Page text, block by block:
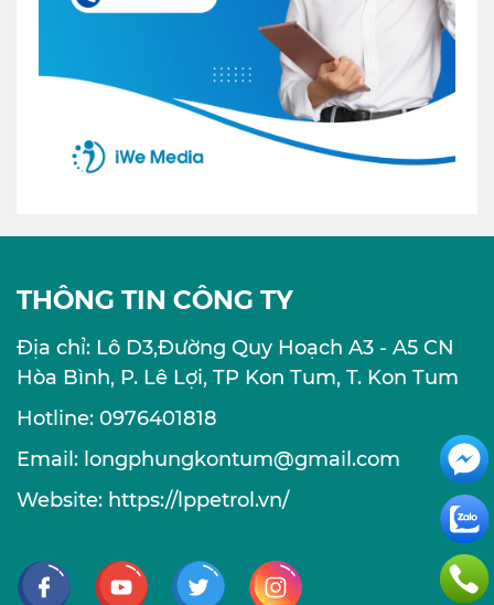
THÔNG TIN CÔNG TY
Địa chỉ: Lô D3,Đường Quy Hoạch A3 - A5 CN
Hòa Bình, P. Lê Lợi, TP Kon Tum, T. Kon Tum
Hotline: 0976401818
Email: longphungkontum@gmail.com
Website: https://lppetrol.vn/
FacebookYoutubeTwitter